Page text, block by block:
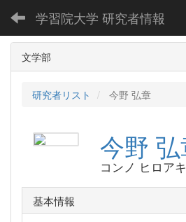
学習院大学 研究者情報
文学部
研究者リスト 今野 弘章
今野
コンノ ヒロア
基本情報